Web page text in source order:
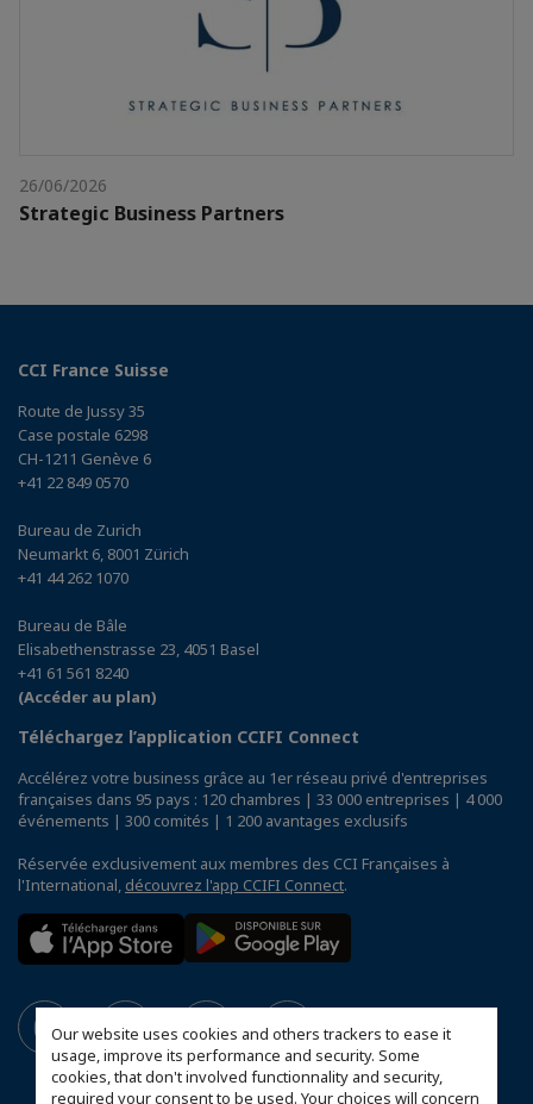
Our website uses cookies and others trackers to ease it
usage, improve its performance and security. Some
cookies, that don't involved functionnality and security,
required your consent to be used. Your choices will concern
26/06/2026
Strategic Business Partners
CCI France Suisse
Route de Jussy 35
Case postale 6298
CH-1211 Genève 6
+41 22 849 0570
Bureau de Zurich
Neumarkt 6, 8001 Zürich
+41 44 262 1070
Bureau de Bâle
Elisabethenstrasse 23, 4051 Basel
+41 61 561 8240
(Accéder au plan)
Téléchargez l’application CCIFI Connect
Accélérez votre business grâce au 1er réseau privé d'entreprises
françaises dans 95 pays : 120 chambres | 33 000 entreprises | 4 000
événements | 300 comités | 1 200 avantages exclusifs
Réservée exclusivement aux membres des CCI Françaises à
l'International, découvrez l'app CCIFI Connect.